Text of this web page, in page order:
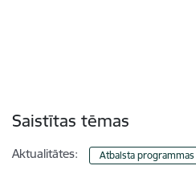
Saistītas tēmas
Aktualitātes: Atbalsta programmas